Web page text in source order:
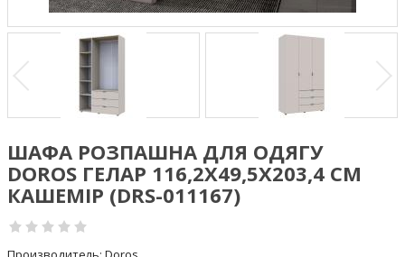
ШАФА РОЗПАШНА ДЛЯ ОДЯГУ
DOROS ГЕЛАР 116,2Х49,5Х203,4 СМ
КАШЕМІР (DRS-011167)